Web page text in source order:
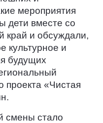
мероприятия
дети вместе со
край и обсуждали,
культурное и
будущих
проекта «Чистая
смены стало